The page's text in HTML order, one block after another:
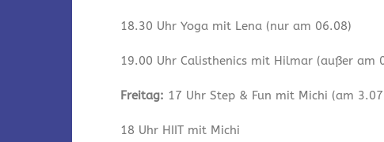
18.30 Uhr Yoga mit Lena (nur am 06.08)
19.00 Uhr Calisthenics mit Hilmar (außer am
Freitag: 17 Uhr Step & Fun mit Michi (am
18 Uhr HIIT mit Michi